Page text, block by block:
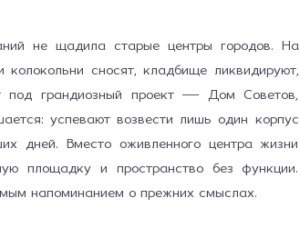
не щадила старые центры городов. На
сносят, кладбище ликвидируют,
под грандиозный проект — Дом Советов,
успевают возвести лишь один корпус
дней. Вместо оживлённого центра жизни
площадку и пространство без функции.
напоминанием о прежних смыслах.